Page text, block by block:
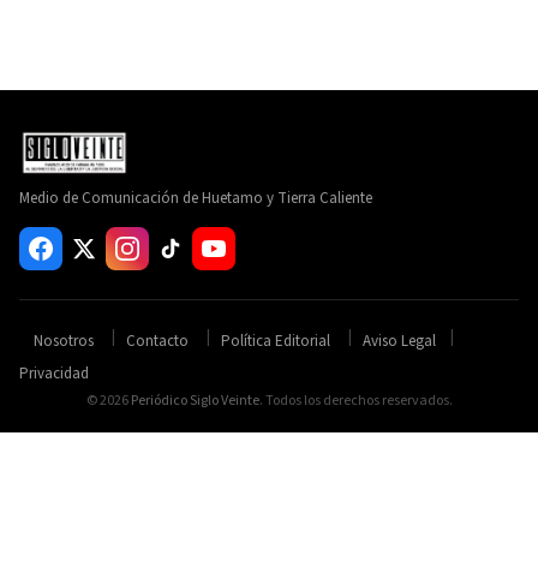
Medio de Comunicación de Huetamo y Tierra Caliente
Nosotros Contacto Política Editorial
Aviso Legal
Privacidad
© 2026Periódico Siglo Veinte. Todos los derechos reservados.